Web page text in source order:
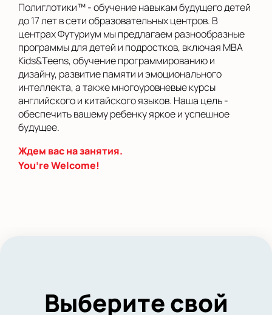
Полиглотики™ - обучение навыкам будущего детей
до 17 лет в сети образовательных центров. В
центрах Футуриум мы предлагаем разнообразные
программы для детей и подростков, включая MBA
Kids&Teens, обучение программированию и
дизайну, развитие памяти и эмоционального
интеллекта, а также многоуровневые курсы
английского и китайского языков. Наша цель -
обеспечить вашему ребенку яркое и успешное
будущее.
Ждем вас на занятия.
You’re Welcome!
Выберите свой